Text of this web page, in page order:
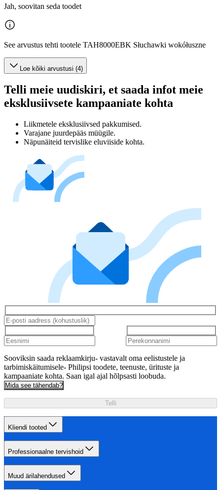
Jah, soovitan seda toodet
See arvustus tehti tootele TAH8000EBK Słuchawki wokółuszne
Loe kõiki arvustusi (4)
Telli meie uudiskiri, et saada infot meie
eksklusiivsete kampaaniate kohta
Liikmetele eksklusiivsed pakkumised.
Varajane juurdepääs müügile.
Näpunäiteid tervislike eluviiside kohta.
Sooviksin saada reklaamkirju- vastavalt oma eelistustele ja
tarbimiskäitumisele- Philipsi toodete, teenuste, ürituste ja
kampaaniate kohta. Saan igal ajal hõlpsasti loobuda.
Mida see tähendab?
Telli
Kliendi tooted
Professionaalne tervishoid
Muud ärilahendused